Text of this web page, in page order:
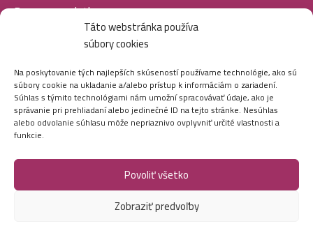
Táto webstránka používa
súbory cookies
Na poskytovanie tých najlepších skúseností používame technológie, ako sú
súbory cookie na ukladanie a/alebo prístup k informáciám o zariadení.
Súhlas s týmito technológiami nám umožní spracovávať údaje, ako je
správanie pri prehliadaní alebo jedinečné ID na tejto stránke. Nesúhlas
alebo odvolanie súhlasu môže nepriaznivo ovplyvniť určité vlastnosti a
funkcie.
Povoliť všetko
Zobraziť predvoľby
Doprava a platba
SOCIÁLNE SIETE
Marei.sk - Všetky práva vyhradené - 2026
Vytvorila digitálna agentúraAmetica.